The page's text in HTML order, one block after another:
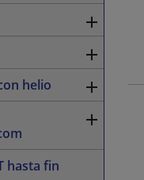


helio 

hasta fin